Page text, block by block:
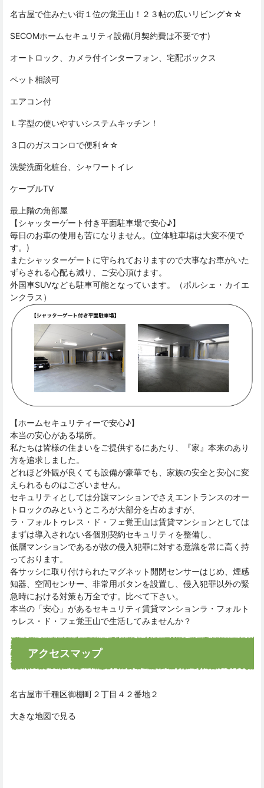
名古屋で住みたい街１位の覚王山！２３帖の広いリビング☆☆
SECOMホームセキュリティ設備(月契約費は不要です)
オートロック、カメラ付インターフォン、宅配ボックス
ペット相談可
エアコン付
Ｌ字型の使いやすいシステムキッチン！
３口のガスコンロで便利☆☆
洗髪洗面化粧台、シャワートイレ
ケーブルTV
最上階の角部屋
【シャッターゲート付き平面駐車場で安心♪】
毎日のお車の使用も苦になりません。(立体駐車場は大変不便で
す。)
またシャッターゲートに守られておりますので大事なお車がいた
ずらされる心配も減り、ご安心頂けます。
外国車SUVなども駐車可能となっています。（ポルシェ・カイエ
ンクラス）
【ホームセキュリティーで安心♪】
本当の安心がある場所。
私たちは皆様の住まいをご提供するにあたり、『家』本来のあり
方を追求しました。
どれほど外観が良くても設備が豪華でも、家族の安全と安心に変
えられるものはございません。
セキュリティとしては分譲マンションでさえエントランスのオー
トロックのみというところが大部分を占めますが、
ラ・フォルトゥレス・ド・フェ覚王山は賃貸マンションとしては
まずは導入されない各個別契約セキュリティを整備し、
低層マンションであるが故の侵入犯罪に対する意識を常に高く持
っております。
各サッシに取り付けられたマグネット開閉センサーはじめ、煙感
知器、空間センサー、非常用ボタンを設置し、侵入犯罪以外の緊
急時における対策も万全です。比べて下さい。
本当の「安心」があるセキュリティ賃貸マンションラ・フォルト
ゥレス・ド・フェ覚王山で生活してみませんか？
アクセスマップ
名古屋市千種区御棚町２丁目４２番地２
大きな地図で見る